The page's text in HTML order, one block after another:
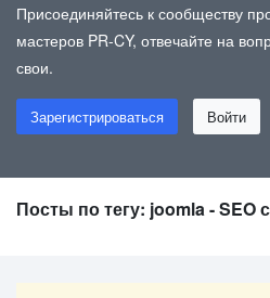
Присоединяйтесь к сообществу
мастеров PR-CY, отвечайте на
свои.
Зарегистрироваться Войти
Посты по тегу: joomla - SEO